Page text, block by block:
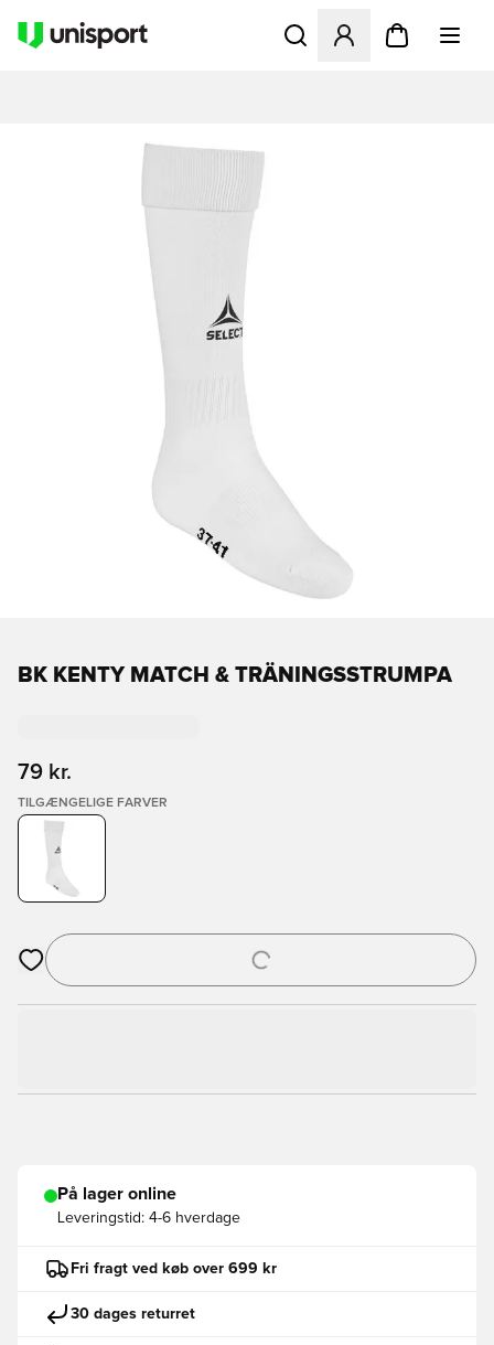
Åbner en Modal til at
BK KENTY MATCH & TRÄNINGSSTRUMPA
79 kr.
TILGÆNGELIGE FARVER
Åbner en Modal til at logge ind eller tilmelde dig som medlem
På lager online
Leveringstid: 4-6 hverdage
Fri fragt ved køb over 699 kr
30 dages returret